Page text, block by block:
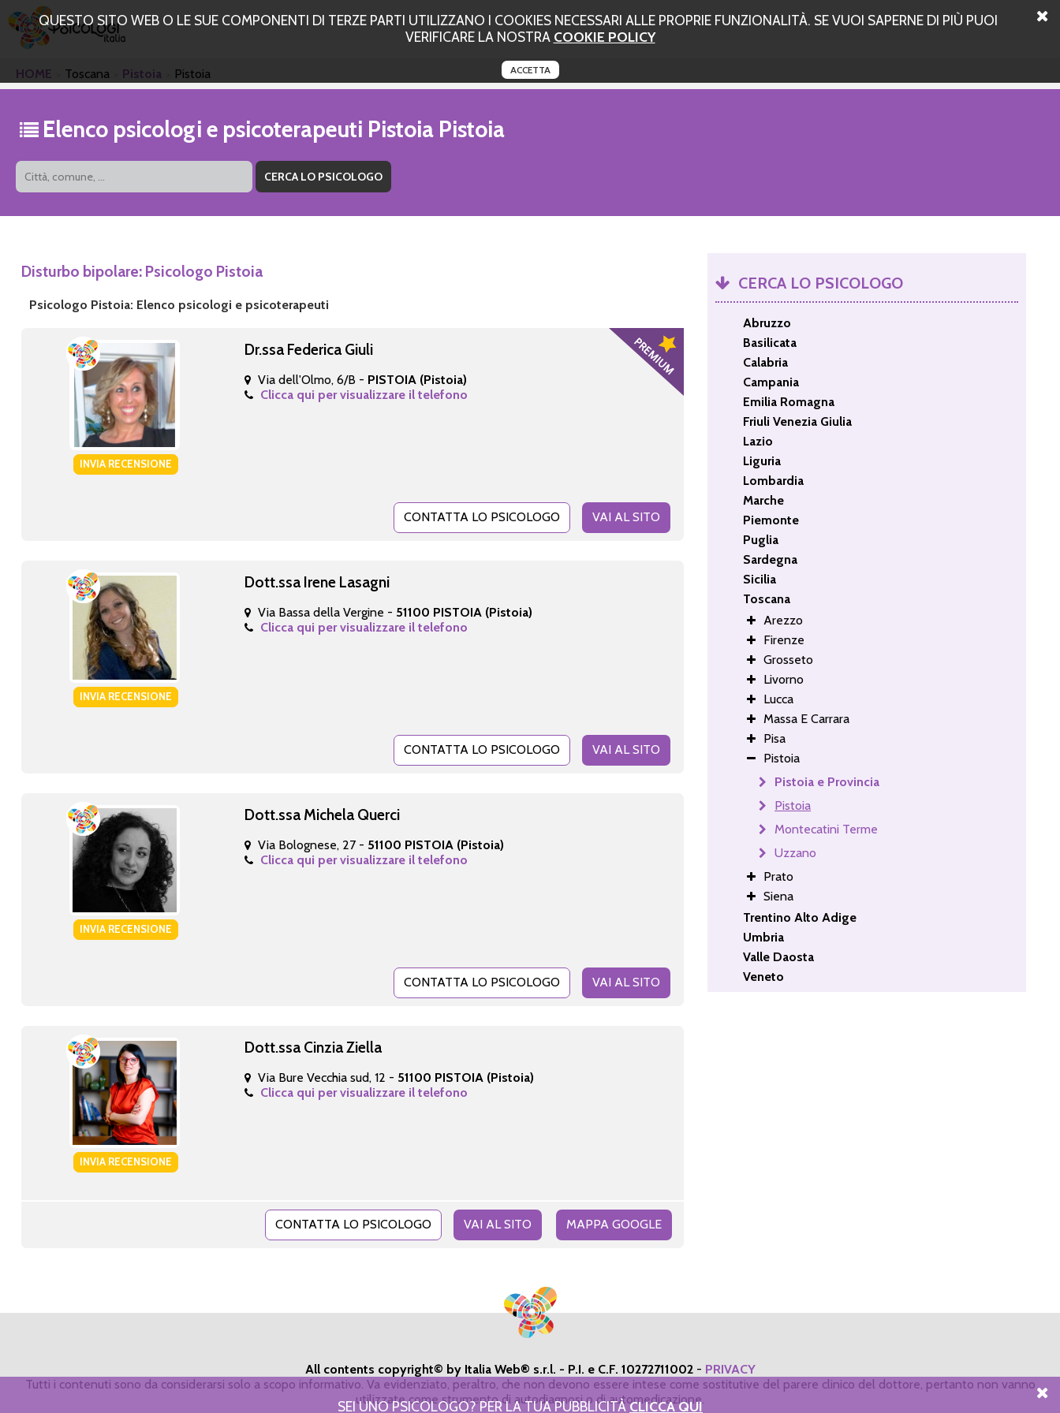
QUESTO SITO WEB O LE SUE COMPONENTI DI TERZE PARTI UTILIZZANO I COOKIES NECESSARI ALLE PROPRIE FUNZIONALITÀ. SE VUOI SAPERNE DI PIÙ PUOI
VERIFICARE LA NOSTRA COOKIE POLICY
ACCETTA
HOME Toscana Pistoia Pistoia
Elenco psicologi e psicoterapeuti Pistoia Pistoia
Disturbo bipolare: Psicologo Pistoia
Psicologo Pistoia: Elenco psicologi e psicoterapeuti
INVIA RECENSIONE
Dr.ssa Federica Giuli
Via dell'Olmo, 6/B - PISTOIA (Pistoia)
Clicca qui per visualizzare il telefono
CONTATTA LO PSICOLOGO VAI AL SITO
INVIA RECENSIONE
Dott.ssa Irene Lasagni
Via Bassa della Vergine - 51100 PISTOIA (Pistoia)
Clicca qui per visualizzare il telefono
CONTATTA LO PSICOLOGO VAI AL SITO
INVIA RECENSIONE
Dott.ssa Michela Querci
Via Bolognese, 27 - 51100 PISTOIA (Pistoia)
Clicca qui per visualizzare il telefono
CONTATTA LO PSICOLOGO VAI AL SITO
INVIA RECENSIONE
Dott.ssa Cinzia Ziella
Via Bure Vecchia sud, 12 - 51100 PISTOIA (Pistoia)
Clicca qui per visualizzare il telefono
MAPPA GOOGLE
CONTATTA LO PSICOLOGO VAI AL SITO
CERCA LO PSICOLOGO
Abruzzo
Basilicata
Calabria
Campania
Emilia Romagna
Friuli Venezia Giulia
Lazio
Liguria
Lombardia
Marche
Piemonte
Puglia
Sardegna
Sicilia
Toscana
Arezzo
Firenze
Grosseto
Livorno
Lucca
Massa E Carrara
Pisa
Pistoia
Pistoia e Provincia
Pistoia
Montecatini Terme
Uzzano
Prato
Siena
Trentino Alto Adige
Umbria
Valle Daosta
Veneto
All contents copyright© by Italia Web® s.r.l. - P.I. e C.F. 10272711002- PRIVACY
Tutti i contenuti sono da considerarsi solo a scopo informativo. Va evidenziato, peraltro, che non devono essere intese come sostitutive del parere clinico del dottore, pertanto non vanno
utilizzate come strumento di autodiagnosi o di automedicazione.
SEI UNO PSICOLOGO? PER LA TUA PUBBLICITÀCLICCA QUI